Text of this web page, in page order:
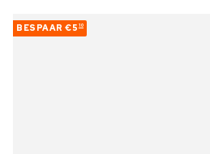
BESPAAR €5 10